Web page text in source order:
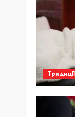
Традиції